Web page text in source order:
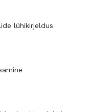
lühikirjeldus